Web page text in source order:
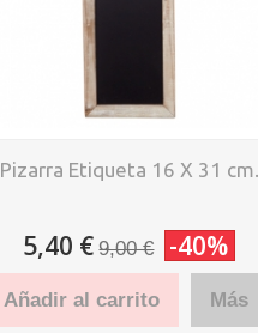
Pizarra Etiqueta 16 X 31 cm.
5,40 € 9,00 € -40%
Añadir al carrito Más